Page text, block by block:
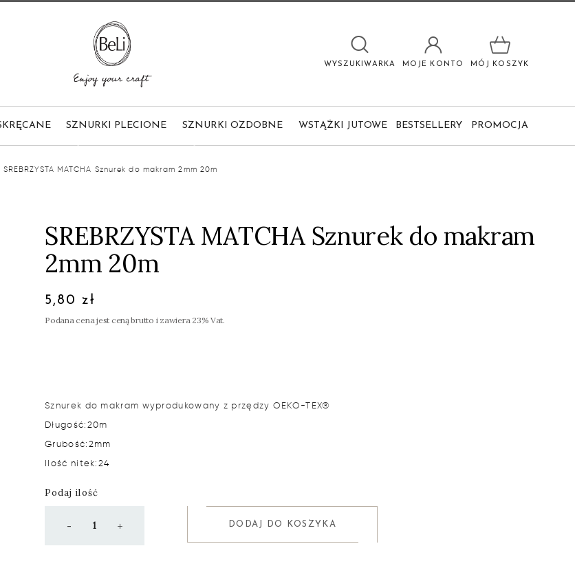
WYSZUKIWARKA MOJE KONTO MÓJ KOSZYK
SZNURKI PLECIONE SZNURKI OZDOBNE WSTĄŻKI JUTOWE BESTSELLERY PROMOCJA
SREBRZYSTA MATCHA Sznurek do makram 2mm 20m
SREBRZYSTA MATCHA Sznurek do makram
2mm 20m
5,80 zł
Podana cena jest ceną brutto i zawiera 23% Vat.
Sznurek do makram wyprodukowany z przędzy OEKO-TEX®
Długość: 20m
Grubość: 2mm
Ilość nitek: 24
Podaj ilość
- + DODAJ DO KOSZYKA